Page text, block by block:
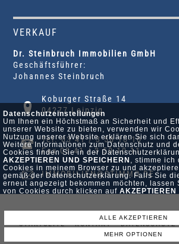
Datenschutzeinstellungen
Um Ihnen ein Höchstmaß an Sicherheit und
unserer Website zu bieten, verwenden wir
Nutzung unserer Website erklären Sie sich
Weitere Informationen zum Datenschutz und
Cookies finden Sie in der
AKZEPTIEREN UND SPEICHERN , stimme ich
Cookies in meinem Browser zu und
gemäß der Datenschutzerklärung. Falls Sie
erneut angezeigt bekommen möchten, lassen
von Cookies durch klicken auf AKZEPTIEREN
ALLE AKZEPTIEREN
MEHR OPTIONEN
VERKAUF
Dr. Steinbruch Immobilien GmbH
Geschäftsführer:
Johannes Steinbruch
Koburger Straße 14
04277 Leipzig
Tel. 03 41 / 3 50 10-10
Fax 03 41 / 3 50 10-11
IMMOBILIEN@STIMMO.DE
STARTSEITE • KONTAKT • DATENSCHUTZ
POWERED BY SERVER-